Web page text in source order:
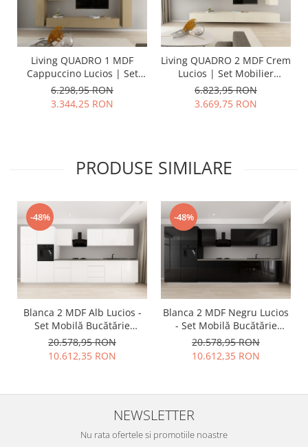
Living QUADRO 1 MDF
Cappuccino Lucios | Set
Mobilier Modular
Suspendat Premium
Configurabil pentru un
6.298,95 RON
3.344,25 RON
Living QUADRO 2 MDF Crem
Lucios | Set Mobilier
Modular Suspendat
Premium Configurabil
pentru un Living Modern
6.823,95 RON
3.669,75 RON
PRODUSE SIMILARE
-48%
Blanca 2 MDF Alb Lucios -
Set Mobilă Bucătărie
Modulară Modernă MDF
4.2m Premium
Configurabilă deschidere
20.578,95 RON
10.612,35 RON
-48%
Blanca 2 MDF Negru Lucios
- Set Mobilă Bucătărie
Modulară Modernă MDF
4.2m Premium
Configurabilă deschidere
20.578,95 RON
10.612,35 RON
NEWSLETTER
Nu rata ofertele si promotiile noastre